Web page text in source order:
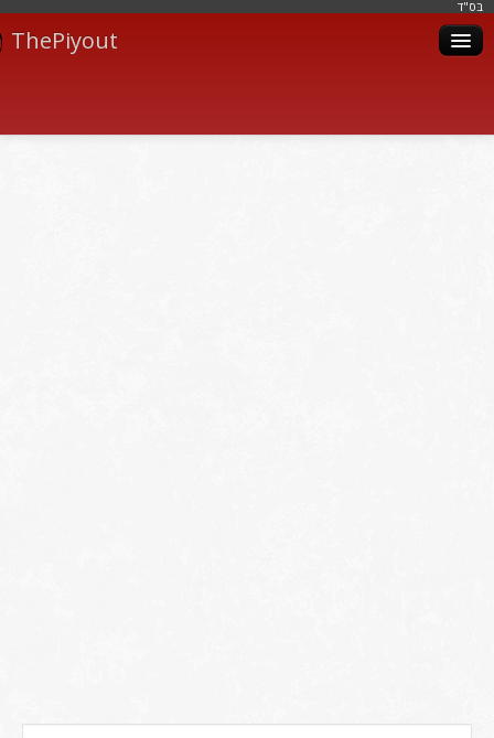
בּס"ד
ThePiyout